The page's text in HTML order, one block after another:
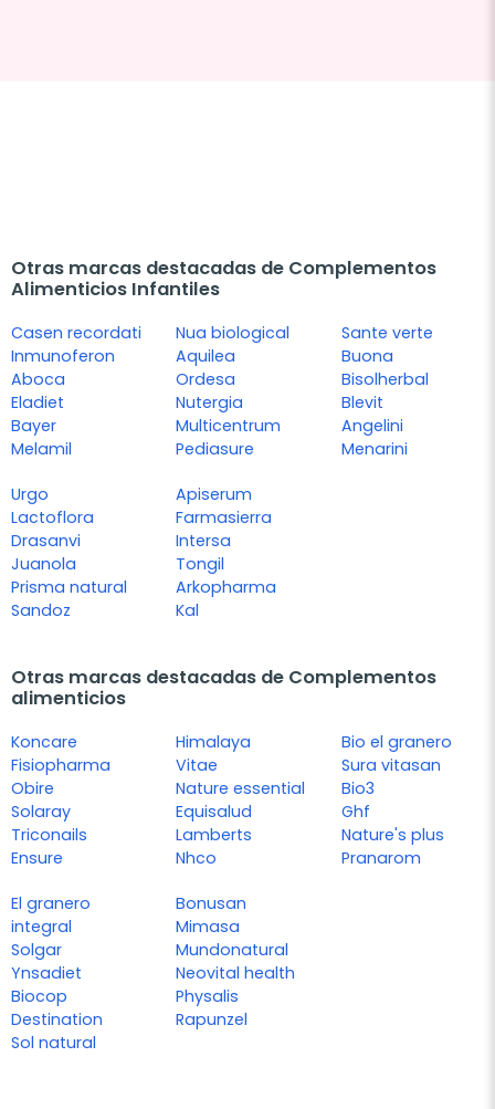
Otras marcas destacadas de Complementos
Alimenticios Infantiles
Casen recordati
Inmunoferon
Aboca
Eladiet
Bayer
Melamil
Nua biological
Aquilea
Ordesa
Nutergia
Multicentrum
Pediasure
Sante verte
Buona
Bisolherbal
Blevit
Angelini
Menarini
Urgo
Lactoflora
Drasanvi
Juanola
Prisma natural
Sandoz
Apiserum
Farmasierra
Intersa
Tongil
Arkopharma
Kal
Otras marcas destacadas de Complementos
alimenticios
Koncare
Fisiopharma
Obire
Solaray
Triconails
Ensure
Himalaya
Vitae
Nature essential
Equisalud
Lamberts
Nhco
Bio el granero
Sura vitasan
Bio3
Ghf
Nature's plus
Pranarom
El granero
integral
Solgar
Ynsadiet
Biocop
Destination
Sol natural
Bonusan
Mimasa
Mundonatural
Neovital health
Physalis
Rapunzel